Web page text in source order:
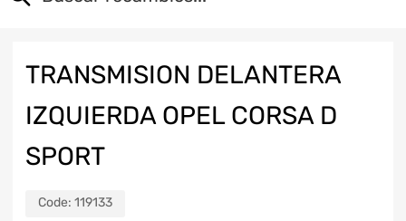
TRANSMISION DELANTERA
IZQUIERDA OPEL CORSA D
SPORT
Code: 119133